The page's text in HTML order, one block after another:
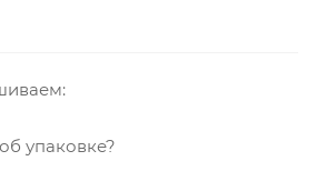
упаковке?